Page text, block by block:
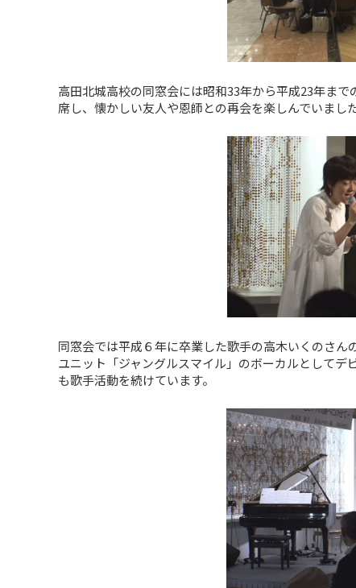
高田北城高校の同窓会には昭和33年から平成23年ま
席し、懐かしい友人や恩師との再会を楽しんでいました
同窓会では平成６年に卒業した歌手の高木いくのさ
ユニット「ジャングルスマイル」のボーカルとして
も歌手活動を続けています。